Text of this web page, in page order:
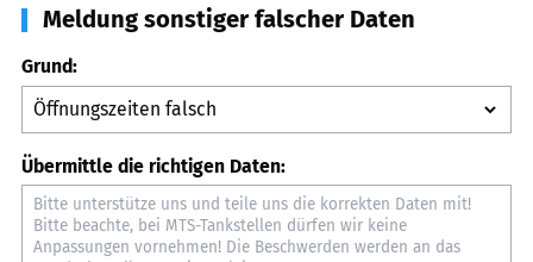
Meldung sonstiger falscher Daten
Grund:
Übermittle die richtigen Daten: